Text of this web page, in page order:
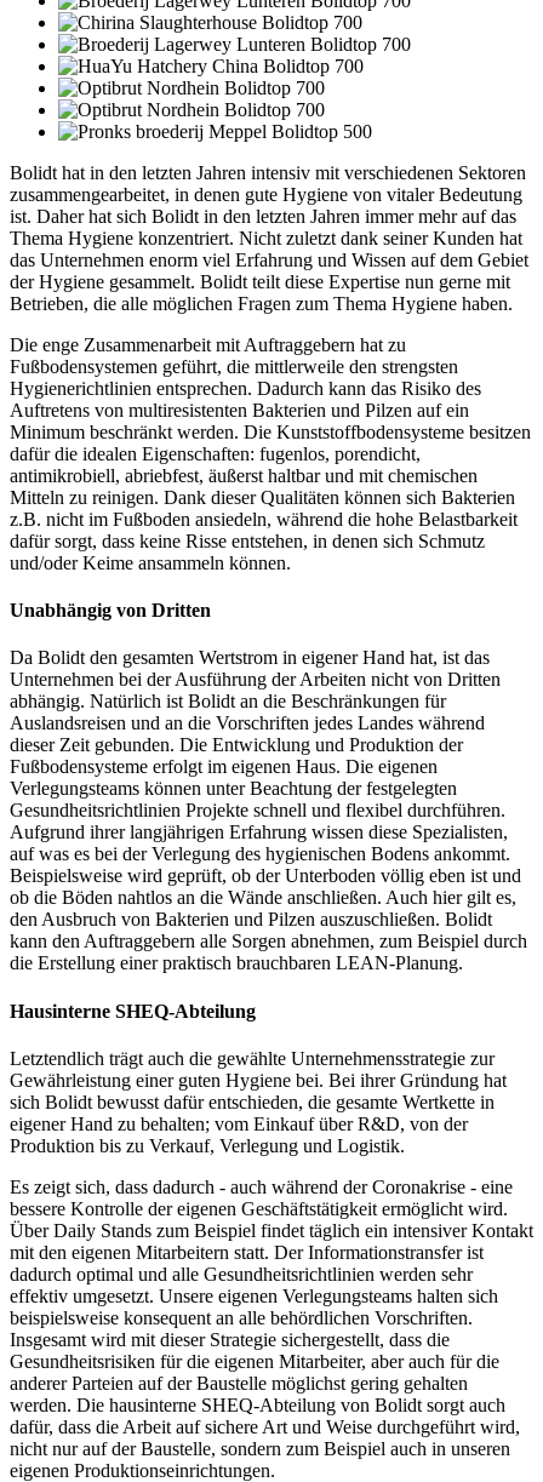
Bolidt hat in den letzten Jahren intensiv mit verschiedenen Sektoren
zusammengearbeitet, in denen gute Hygiene von vitaler Bedeutung
ist. Daher hat sich Bolidt in den letzten Jahren immer mehr auf das
Thema Hygiene konzentriert. Nicht zuletzt dank seiner Kunden hat
das Unternehmen enorm viel Erfahrung und Wissen auf dem Gebiet
der Hygiene gesammelt. Bolidt teilt diese Expertise nun gerne mit
Betrieben, die alle möglichen Fragen zum Thema Hygiene haben.
Die enge Zusammenarbeit mit Auftraggebern hat zu
Fußbodensystemen geführt, die mittlerweile den strengsten
Hygienerichtlinien entsprechen. Dadurch kann das Risiko des
Auftretens von multiresistenten Bakterien und Pilzen auf ein
Minimum beschränkt werden. Die Kunststoffbodensysteme besitzen
dafür die idealen Eigenschaften: fugenlos, porendicht,
antimikrobiell, abriebfest, äußerst haltbar und mit chemischen
Mitteln zu reinigen. Dank dieser Qualitäten können sich Bakterien
z.B. nicht im Fußboden ansiedeln, während die hohe Belastbarkeit
dafür sorgt, dass keine Risse entstehen, in denen sich Schmutz
und/oder Keime ansammeln können.
Unabhängig von Dritten
Da Bolidt den gesamten Wertstrom in eigener Hand hat, ist das
Unternehmen bei der Ausführung der Arbeiten nicht von Dritten
abhängig. Natürlich ist Bolidt an die Beschränkungen für
Auslandsreisen und an die Vorschriften jedes Landes während
dieser Zeit gebunden. Die Entwicklung und Produktion der
Fußbodensysteme erfolgt im eigenen Haus. Die eigenen
Verlegungsteams können unter Beachtung der festgelegten
Gesundheitsrichtlinien Projekte schnell und flexibel durchführen.
Aufgrund ihrer langjährigen Erfahrung wissen diese Spezialisten,
auf was es bei der Verlegung des hygienischen Bodens ankommt.
Beispielsweise wird geprüft, ob der Unterboden völlig eben ist und
ob die Böden nahtlos an die Wände anschließen. Auch hier gilt es,
den Ausbruch von Bakterien und Pilzen auszuschließen. Bolidt
kann den Auftraggebern alle Sorgen abnehmen, zum Beispiel durch
die Erstellung einer praktisch brauchbaren LEAN-Planung.
Hausinterne SHEQ-Abteilung
Letztendlich trägt auch die gewählte Unternehmensstrategie zur
Gewährleistung einer guten Hygiene bei. Bei ihrer Gründung hat
sich Bolidt bewusst dafür entschieden, die gesamte Wertkette in
eigener Hand zu behalten; vom Einkauf über R&D, von der
Produktion bis zu Verkauf, Verlegung und Logistik.
Es zeigt sich, dass dadurch - auch während der Coronakrise - eine
bessere Kontrolle der eigenen Geschäftstätigkeit ermöglicht wird.
Über Daily Stands zum Beispiel findet täglich ein intensiver Kontakt
mit den eigenen Mitarbeitern statt. Der Informationstransfer ist
dadurch optimal und alle Gesundheitsrichtlinien werden sehr
effektiv umgesetzt. Unsere eigenen Verlegungsteams halten sich
beispielsweise konsequent an alle behördlichen Vorschriften.
Insgesamt wird mit dieser Strategie sichergestellt, dass die
Gesundheitsrisiken für die eigenen Mitarbeiter, aber auch für die
anderer Parteien auf der Baustelle möglichst gering gehalten
werden. Die hausinterne SHEQ-Abteilung von Bolidt sorgt auch
dafür, dass die Arbeit auf sichere Art und Weise durchgeführt wird,
nicht nur auf der Baustelle, sondern zum Beispiel auch in unseren
eigenen Produktionseinrichtungen.